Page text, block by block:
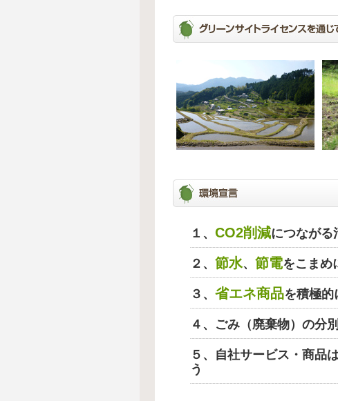
１、 CO2削減につながる
２、 節水、 節電をこまめ
３、 省エネ商品を積極的
４、ごみ（廃棄物）の分別
５、自社サービス・商品
う